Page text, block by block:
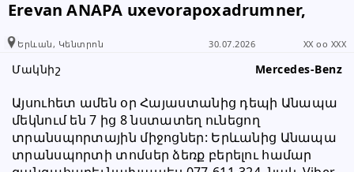
Erevan ANAPA uxevorapoxadrumner,
Երևան, Կենտրոն 30.07.2026 XX oo XXX
Մակնիշ Mercedes-Benz
Այսուհետ ամեն օր Հայաստանից դեպի Անապա
մեկնում են 7 ից 8 նստատեղ ունեցող
տրանսպորտային միջոցներ: Երևանից Անապա
տրանսպորտի տոմսեր ձեռք բերելու համար
տեղեկացնել, որ իր տվյալները